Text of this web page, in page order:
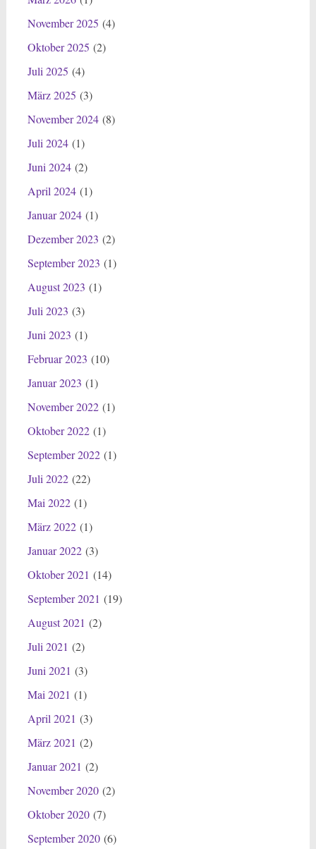
November 2025 (4)
Oktober 2025 (2)
Juli 2025 (4)
März 2025 (3)
November 2024(8)
Juli 2024(1)
Juni 2024(2)
April 2024(1)
Januar 2024(1)
Dezember 2023 (2)
September 2023 (1)
August 2023 (1)
Juli 2023 (3)
Juni 2023 (1)
Februar 2023 (10)
Januar 2023 (1)
November 2022(1)
Oktober 2022(1)
September 2022(1)
Juli 2022(22)
Mai 2022(1)
März 2022(1)
Januar 2022(3)
Oktober 2021 (14)
September 2021 (19)
August 2021 (2)
Juli 2021 (2)
Juni 2021 (3)
Mai 2021 (1)
April 2021 (3)
März 2021 (2)
Januar 2021 (2)
November 2020(2)
Oktober 2020(7)
September 2020(6)